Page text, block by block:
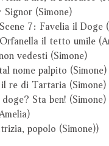
(Simone)
7: Favelia il Doge
il tetto umile
vedesti (Simone)
nome palpito (Simone)
re di Tartaria (Simone)
Sta ben! (Simone)
popolo (Simone))